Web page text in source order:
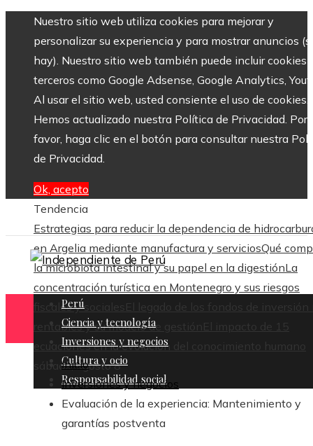
Nuestro sitio web utiliza cookies para mejorar y
personalizar su experiencia y para mostrar anuncios
hay). Nuestro sitio web también puede incluir cookies
terceros como Google Adsense, Google Analytics,
Al usar el sitio web, usted consiente el uso de cookies.
Hemos actualizado nuestra Política de Privacidad. Por
favor, haga clic en el botón para consultar nuestra
de Privacidad.
Ok, acepto
Tendencia
Estrategias para reducir la dependencia de
en Argelia mediante manufactura y serviciosQué
la microbiota intestinal y su papel en la digestiónLa
concentración turística en Montenegro y sus riesgos
fiscales y sociales
El legado de los fondos de inversión
rentables y su modelo de gestión
El impacto de 15
ecuaciones en la evolución del conocimiento humano
sábado, agosto 8
Perú
Ciencia y tecnología
Inversiones y negocios
Cultura y ocio
Responsabilidad social
Inicio
Inversiones y negocios
Evaluación de la experiencia: Mantenimiento y
garantías postventa